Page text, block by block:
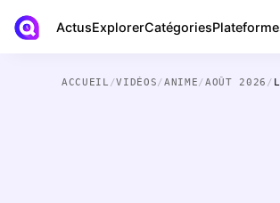
ActusExplorerCatégories
ACCUEIL /VIDÉOS/ANIME/AOÛT 2026 /